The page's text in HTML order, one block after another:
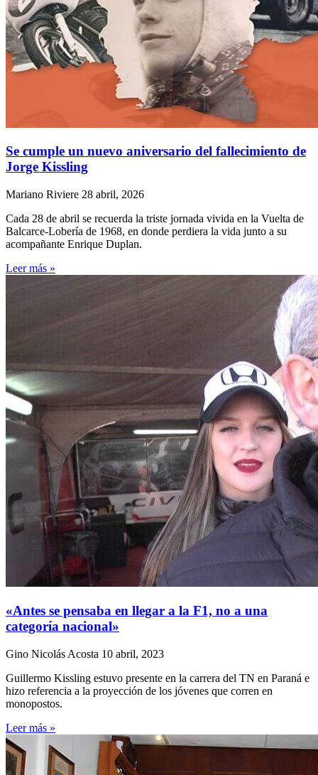
Se cumple un nuevo aniversario del fallecimiento de
Jorge Kissling
Mariano Riviere 28 abril, 2026
Cada 28 de abril se recuerda la triste jornada vivida en la Vuelta de
Balcarce-Lobería de 1968, en donde perdiera la vida junto a su
acompañante Enrique Duplan.
Leer más »
«Antes se pensaba en llegar a la F1, no a una
categoría nacional»
Gino Nicolás Acosta 10 abril, 2023
Guillermo Kissling estuvo presente en la carrera del TN en Paraná e
hizo referencia a la proyección de los jóvenes que corren en
monopostos.
Leer más »